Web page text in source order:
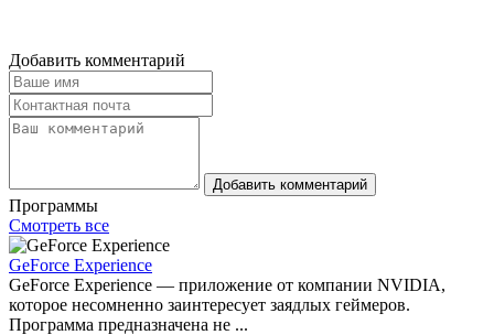
Добавить комментарий
Добавить комментарий
Программы
Смотреть все
GeForce Experience
GeForce Experience — приложение от компании NVIDIA,
которое несомненно заинтересует заядлых геймеров.
Программа предназначена не ...